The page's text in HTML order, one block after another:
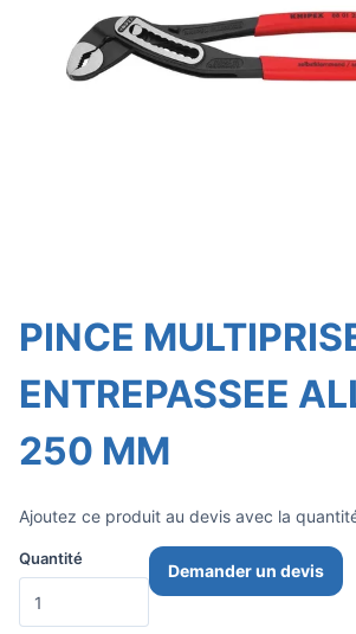
PINCE
ENTREPASSEE
250 MM
Ajoutez ce produit au devis avec la
Quantité
Demander un devis